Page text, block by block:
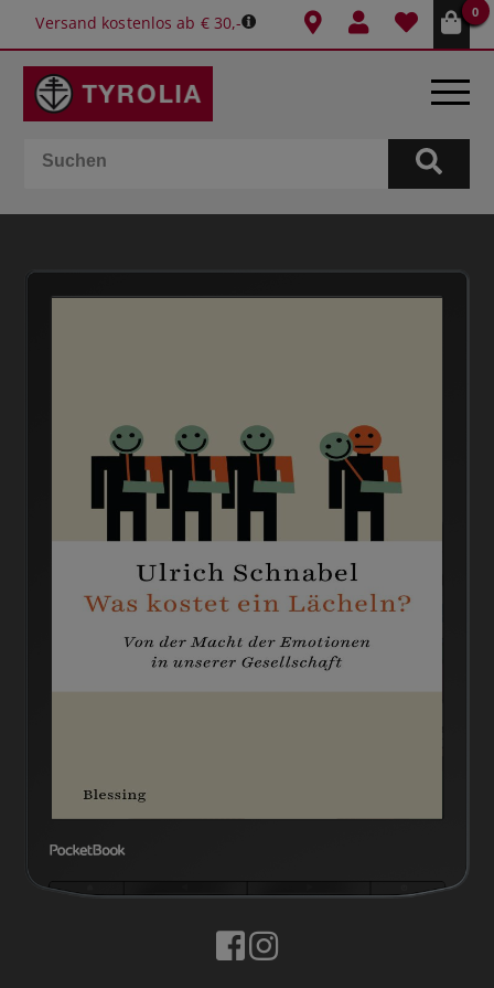
Versand kostenlos ab € 30,-
0
BÜCHER
SPIELE
SCHULE & BÜRO
BUCHTIPPS